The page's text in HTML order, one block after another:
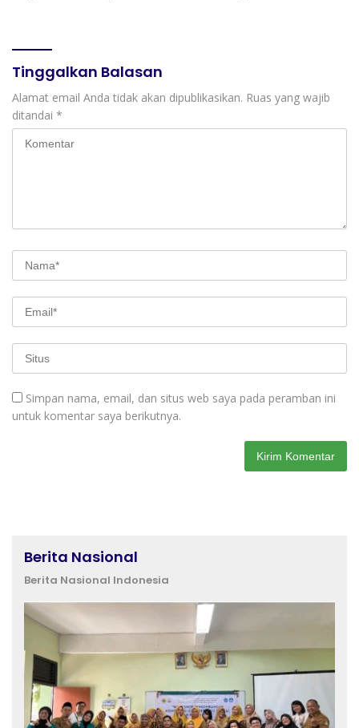
Tinggalkan Balasan
Alamat email Anda tidak akan dipublikasikan. Ruas yang wajib
ditandai *
Simpan nama, email, dan situs web saya pada peramban ini
untuk komentar saya berikutnya.
Berita Nasional
Berita Nasional Indonesia